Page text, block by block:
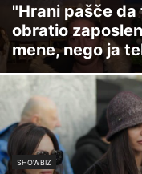
"Hrani pašče
obratio
mene, nego ja
SHOWBIZ